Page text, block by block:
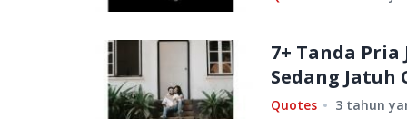
7+ Tanda
Sedang Jatuh
Quotes 3 tahun